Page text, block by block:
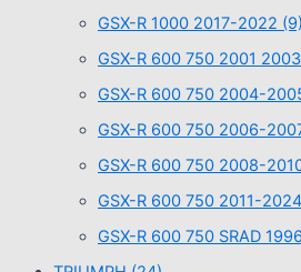
GSX-R 1000 2017-2022 (9)
GSX-R 600 750 2001 2003
GSX-R 600 750 2004-
GSX-R 600 750 2006-
GSX-R 600 750 2008-
GSX-R 600 750 2011-
GSX-R 600 750 SRAD